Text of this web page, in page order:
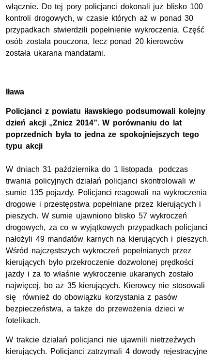
włącznie. Do tej pory policjanci dokonali już blisko 100
kontroli drogowych, w czasie których aż w ponad 30
przypadkach stwierdzili popełnienie wykroczenia. Część
osób została pouczona, lecz ponad 20 kierowców
została ukarana mandatami.
Iława
Policjanci z powiatu iławskiego podsumowali kolejny
dzień akcji „Znicz 2014”. W porównaniu do lat
poprzednich była to jedna ze spokojniejszych tego
typu akcji
W dniach 31 października do 1 listopada podczas
trwania policyjnych działań policjanci skontrolowali w
sumie 135 pojazdy. Policjanci reagowali na wykroczenia
drogowe i przestępstwa popełniane przez kierujących i
pieszych. W sumie ujawniono blisko 57 wykroczeń
drogowych, za co w wyjątkowych przypadkach policjanci
nałożyli 49 mandatów karnych na kierujących i pieszych.
Wśród najczęstszych wykroczeń popełnianych przez
kierujących było przekroczenie dozwolonej prędkości
jazdy i za to właśnie wykroczenie ukaranych zostało
najwięcej, bo aż 35 kierujących. Kierowcy nie stosowali
się również do obowiązku korzystania z pasów
bezpieczeństwa, a także do przewożenia dzieci w
fotelikach.
W trakcie działań policjanci nie ujawnili nietrzeźwych
kierujących. Policjanci zatrzymali 4 dowody rejestracyjne